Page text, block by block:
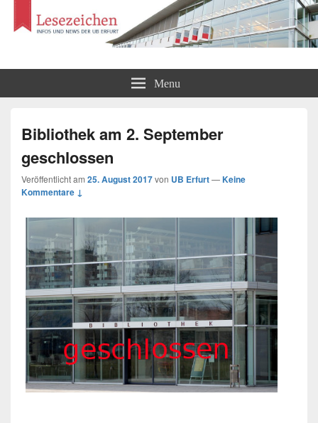
Lesezeichen Menu
Bibliothek am 2. September
geschlossen
Veröffentlicht am 25. August 2017von UB Erfurt—Keine
Kommentare ↓